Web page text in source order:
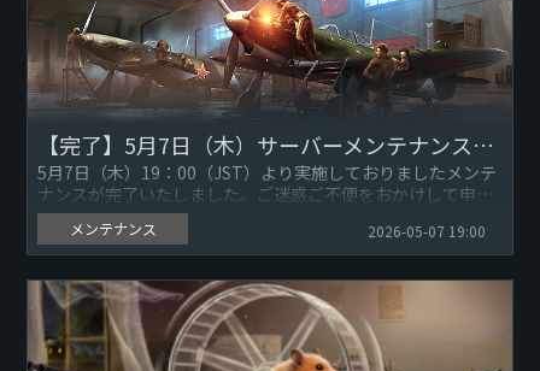
【完了】5月7日（木）サーバーメンテナンスのお知らせ
5月7日（木）19：00（JST）より実施しておりましたメンテ
ナンスが完了いたしました。ご迷惑ご不便をおかけして申し
訳ありません。引き続き『War Thunder』をよろしくお願
メンテナンス 2026-05-07 19:00